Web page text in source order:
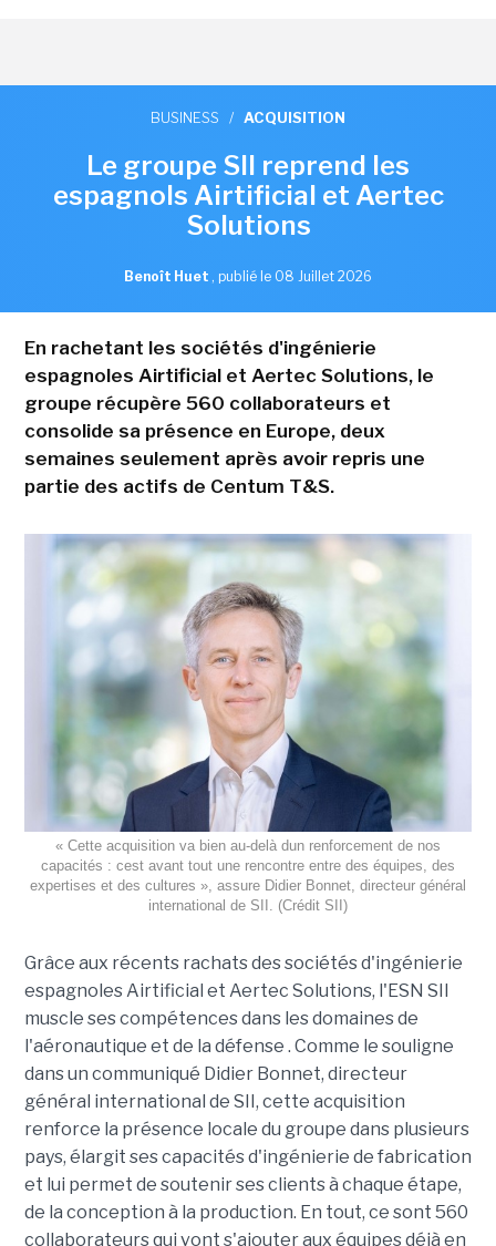
BUSINESS / ACQUISITION
Le groupe SII reprend les
espagnols Airtificial et Aertec
Solutions
Benoît Huet , publié le 08 Juillet 2026
En rachetant les sociétés d'ingénierie
espagnoles Airtificial et Aertec Solutions, le
groupe récupère 560 collaborateurs et
consolide sa présence en Europe, deux
semaines seulement après avoir repris une
partie des actifs de Centum T&S.
« Cette acquisition va bien au-delà dun renforcement de nos
capacités : cest avant tout une rencontre entre des équipes, des
expertises et des cultures », assure Didier Bonnet, directeur général
international de SII. (Crédit SII)
Grâce aux récents rachats des sociétés d'ingénierie
espagnoles Airtificial et Aertec Solutions, l'ESN SII
muscle ses compétences dans les domaines de
l'aéronautique et de la défense . Comme le souligne
dans un communiqué Didier Bonnet, directeur
général international de SII, cette acquisition
renforce la présence locale du groupe dans plusieurs
pays, élargit ses capacités d'ingénierie de fabrication
et lui permet de soutenir ses clients à chaque étape,
de la conception à la production. En tout, ce sont 560
collaborateurs qui vont s'ajouter aux équipes déjà en